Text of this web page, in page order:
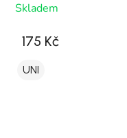
Skladem
175 Kč
UNI